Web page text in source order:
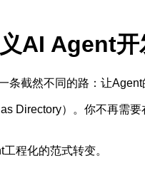
AI Agent开
条截然不同的路：让Agent
as Directory）。你不再需
程化的范式转变。